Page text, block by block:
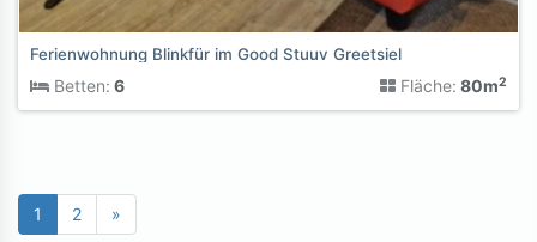
Ferienwohnung Blinkfür im Good Stuuv Greetsiel
Betten: 6 Fläche: 80m2
1 2 »